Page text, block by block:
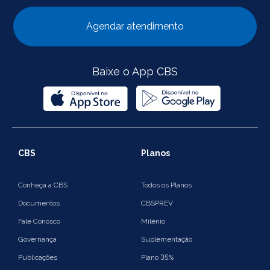
Agendar atendimento
Baixe o App CBS
CBS
Conheça a CBS
Documentos
Fale Conosco
Governança
Publicações
Planos
Todos os Planos
CBSPREV
Milênio
Suplementação
Plano 35%